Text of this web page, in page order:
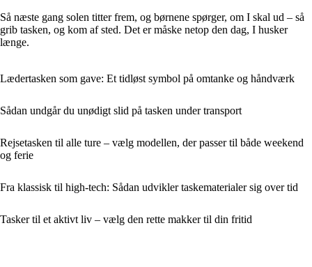
Så næste gang solen titter frem, og børnene spørger, om I skal ud – så
grib tasken, og kom af sted. Det er måske netop den dag, I husker
længe.
Lædertasken som gave: Et tidløst symbol på omtanke og håndværk
Sådan undgår du unødigt slid på tasken under transport
Rejsetasken til alle ture – vælg modellen, der passer til både weekend
og ferie
Fra klassisk til high-tech: Sådan udvikler taskematerialer sig over tid
Tasker til et aktivt liv – vælg den rette makker til din fritid